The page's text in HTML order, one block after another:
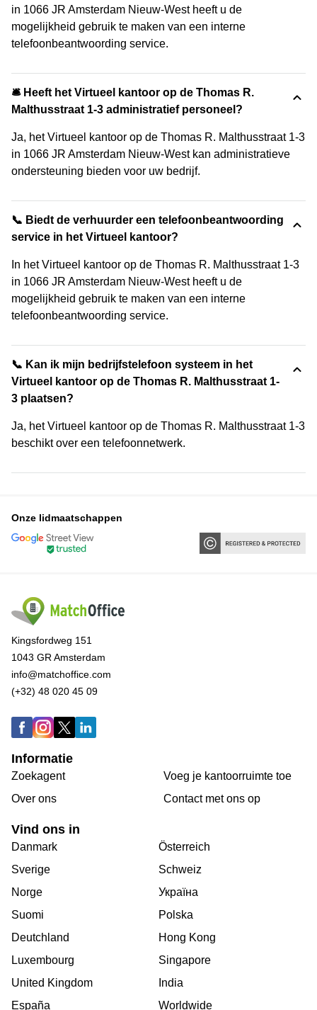
in 1066 JR Amsterdam Nieuw-West heeft u de
mogelijkheid gebruik te maken van een interne
telefoonbeantwoording service.
🛎 Heeft het Virtueel kantoor op de Thomas R.
Malthusstraat 1-3 administratief personeel?
Ja, het Virtueel kantoor op de Thomas R. Malthusstraat 1-3
in 1066 JR Amsterdam Nieuw-West kan administratieve
ondersteuning bieden voor uw bedrijf.
📞 Biedt de verhuurder een telefoonbeantwoording
service in het Virtueel kantoor?
In het Virtueel kantoor op de Thomas R. Malthusstraat 1-3
in 1066 JR Amsterdam Nieuw-West heeft u de
mogelijkheid gebruik te maken van een interne
telefoonbeantwoording service.
📞 Kan ik mijn bedrijfstelefoon systeem in het
Virtueel kantoor op de Thomas R. Malthusstraat 1-
3 plaatsen?
Ja, het Virtueel kantoor op de Thomas R. Malthusstraat 1-3
beschikt over een telefoonnetwerk.
Onze lidmaatschappen
Kingsfordweg 151
1043 GR Amsterdam
info@matchoffice.com
(+32) 48 020 45 09
Informatie
Zoekagent
Over ons
Voeg je kantoorruimte toe
Сontact met ons op
Vind ons in
Danmark
Sverige
Norge
Suomi
Deutchland
Luxembourg
United Kingdom
España
Österreich
Schweiz
Україна
Polska
Hong Kong
Singapore
India
Worldwide